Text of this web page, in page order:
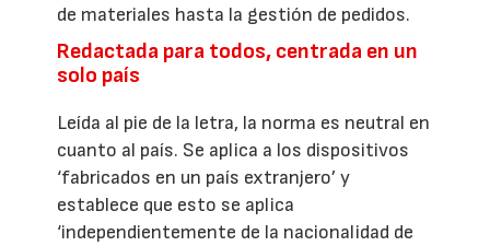
de materiales hasta la gestión de pedidos.
Redactada para todos, centrada en un
solo país
Leída al pie de la letra, la norma es neutral en
cuanto al país. Se aplica a los dispositivos
‘fabricados en un país extranjero’ y
establece que esto se aplica
‘independientemente de la nacionalidad de